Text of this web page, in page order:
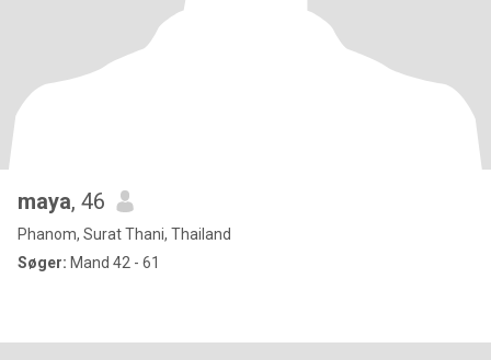
maya, 46
Phanom, Surat Thani, Thailand
Søger: Mand 42 - 61